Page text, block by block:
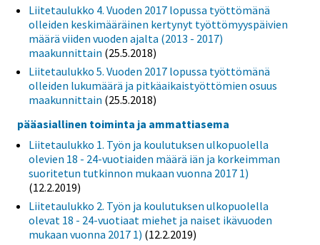
Liitetaulukko 4. Vuoden 2017 lopussa työttömänä
olleiden keskimääräinen kertynyt työttömyyspäivien
määrä viiden vuoden ajalta (2013 - 2017)
maakunnittain (25.5.2018)
Liitetaulukko 5. Vuoden 2017 lopussa työttömänä
olleiden lukumäärä ja pitkäaikaistyöttömien osuus
maakunnittain (25.5.2018)
pääasiallinen toiminta ja ammattiasema
Liitetaulukko 1. Työn ja koulutuksen ulkopuolella
olevien 18 - 24-vuotiaiden määrä iän ja korkeimman
suoritetun tutkinnon mukaan vuonna 2017 1)
(12.2.2019)
Liitetaulukko 2. Työn ja koulutuksen ulkopuolella
olevat 18 - 24-vuotiaat miehet ja naiset ikävuoden
mukaan vuonna 2017 1) (12.2.2019)